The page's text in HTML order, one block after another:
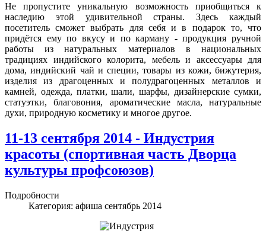
Не пропустите уникальную возможность приобщиться к
наследию этой удивительной страны. Здесь каждый
посетитель сможет выбрать для себя и в подарок то, что
придётся ему по вкусу и по карману - продукция ручной
работы из натуральных материалов в национальных
традициях индийского колорита, мебель и аксессуары для
дома, индийский чай и специи, товары из кожи, бижутерия,
изделия из драгоценных и полудрагоценных металлов и
камней, одежда, платки, шали, шарфы, дизайнерские сумки,
статуэтки, благовония, ароматические масла, натуральные
духи, природную косметику и многое другое.
11-13 сентября 2014 - Индустрия
красоты (спортивная часть Дворца
культуры профсоюзов)
Подробности
Категория: афиша сентябрь 2014